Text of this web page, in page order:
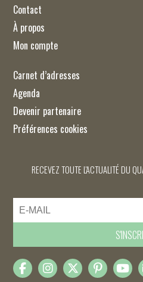
Contact
À propos
Mon compte
Carnet d’adresses
Agenda
Devenir partenaire
Préférences cookies
RECEVEZ TOUTE L'ACTUALITÉ DU